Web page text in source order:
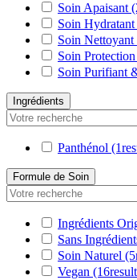
Soin Apaisant
Soin
Soin Nettoyant
Soin Protection
Soin Purifiant
Ingrédients
Panthénol (1
Formule de Soin
Ingrédients
Sans
Soin Naturel (5
Vegan (16